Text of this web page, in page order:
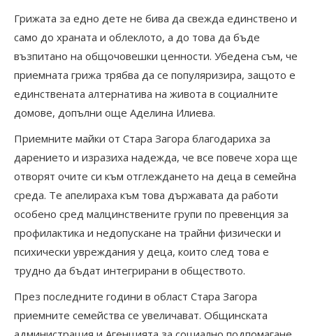
Грижата за едно дете не бива да свежда единствено и
само до храната и облеклото, а до това да бъде
възпитано на общочовешки ценности. Убедена съм, че
приемната грижа трябва да се популяризира, защото е
единствената алтернатива на живота в социалните
домове, допълни още Аделина Илиева.
Приемните майки от Стара Загора благодариха за
дарението и изразиха надежда, че все повече хора ще
отворят очите си към отглеждането на деца в семейна
среда. Те апелираха към това държавата да работи
особено сред малцинствените групи по превенция за
профилактика и недопускане на трайни физически и
психически увреждания у деца, които след това е
трудно да бъдат интегрирани в обществото.
През последните години в област Стара Загора
приемните семейства се увеличават. Общинската